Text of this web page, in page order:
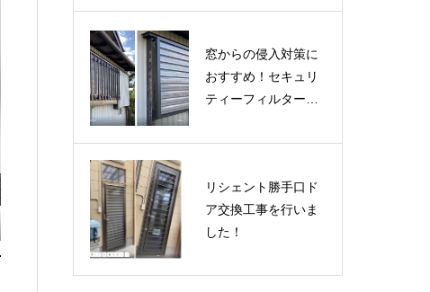
窓からの侵入対策に
おすすめ！セキュリ
ティーフィルター施
リシェント勝手口ド
ア交換工事を行いま
した！